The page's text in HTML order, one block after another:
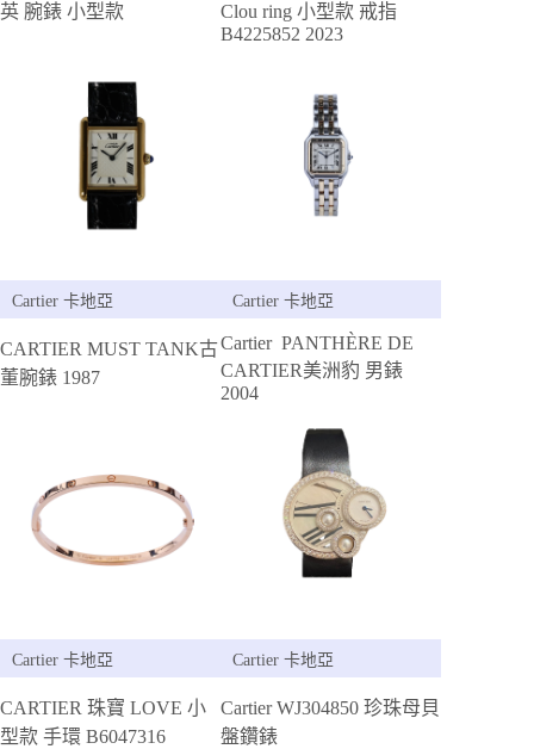
英 腕錶 小型款
Clou ring 小型款 戒指
B4225852 2023
Cartier 卡地亞
CARTIER MUST TANK古
董腕錶 1987
Cartier 卡地亞
Cartier PANTHÈRE DE
CARTIER美洲豹 男錶
2004
Cartier 卡地亞
CARTIER 珠寶 LOVE 小
型款 手環 B6047316
Cartier 卡地亞
Cartier WJ304850 珍珠母貝
盤鑽錶